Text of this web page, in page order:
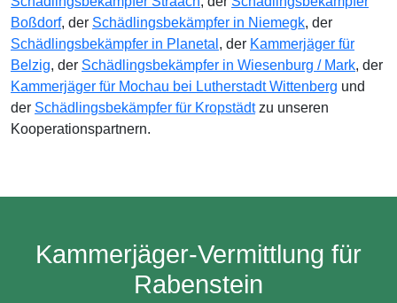
Boßdorf, der Schädlingsbekämpfer in Niemegk, der
Schädlingsbekämpfer in Planetal , der Kammerjäger für
Belzig, der Schädlingsbekämpfer in Wiesenburg / Mark, der
Kammerjäger für Mochau bei Lutherstadt Wittenberg und
der Schädlingsbekämpfer für Kropstädtzu unseren
Kooperationspartnern.
Kammerjäger-Vermittlung für
Rabenstein